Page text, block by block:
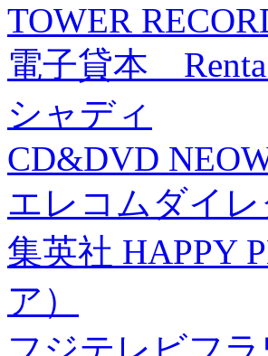
TOWER
電子貸本 Renta
シャディ
CD&DVD
エレコムダイ
集英社 HAPPY
ア）